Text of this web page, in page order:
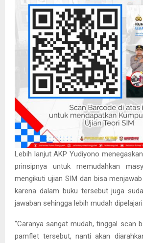
Lebih lanjut AKP Yudiyono
prinsipnya untuk memudahkan
mengikuti ujian SIM dan bisa
karena dalam buku tersebut juga
jawaban sehingga lebih mudah dipelajari.
“Caranya sangat mudah, tinggal scan
pamflet tersebut, nanti akan